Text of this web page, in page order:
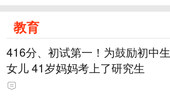
教育
416分、初试第一！为鼓励初中生
女儿 41岁妈妈考上了研究生